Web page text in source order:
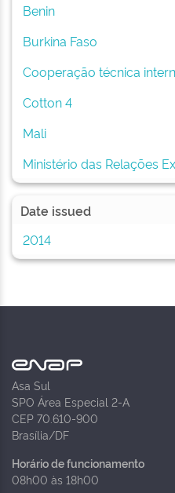
Benin
Burkina Faso
Cooperação técnica
Cotton 4
Mali
Ministério das Relações
Date issued
2014
Asa Sul
SPO Área Especial 2-A
CEP 70.610-900
Brasília/DF
Horário de funcionamento
08h00 às 18h00